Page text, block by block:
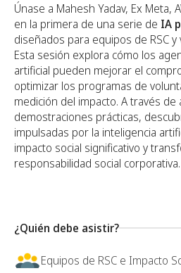
Únase a Mahesh Yadav, Ex Meta,
en la primera de una serie de IA
diseñados para equipos de RSC
Esta sesión explora cómo los
artificial pueden mejorar el
optimizar los programas de
medición del impacto. A través de
demostraciones prácticas,
impulsadas por la inteligencia
impacto social significativo y
responsabilidad social corporativa.
¿Quién debe asistir?
Equipos de RSC e Impacto